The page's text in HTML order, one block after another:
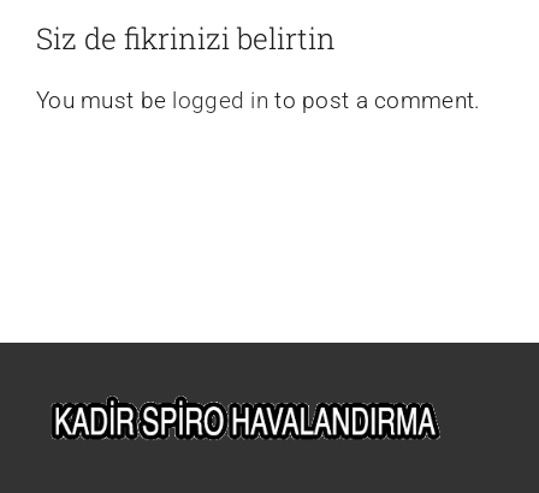
Siz de fikrinizi belirtin
You must be logged in to post a comment.